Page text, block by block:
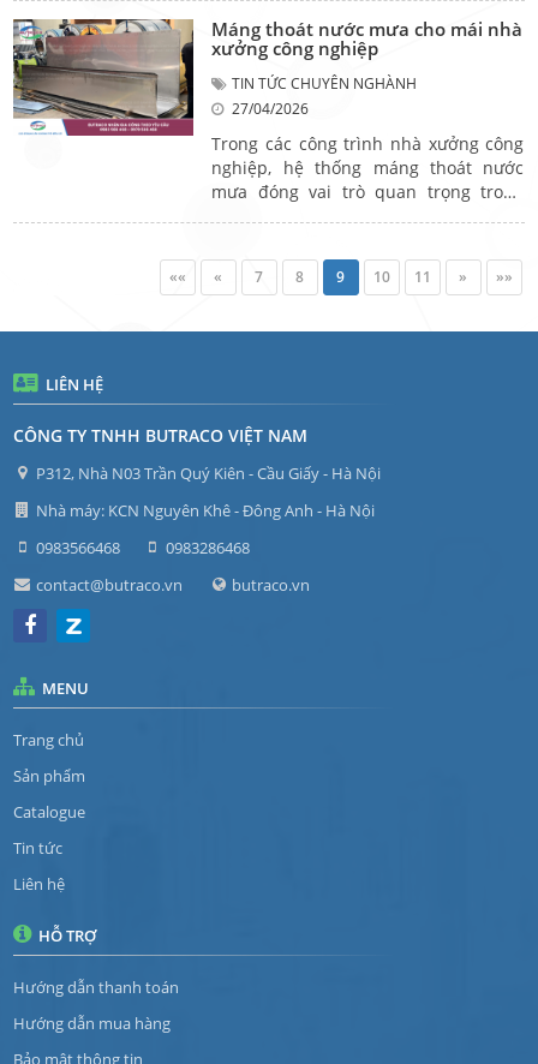
hành. Tùy theo đặc tính hóa chất và
điều kiện môi trường, việc lựa chọn
đúng loại máng sẽ giúp hạn chế ăn
mòn, rò rỉ và kéo dài tuổi thọ công
trình.
Máng thoát nước mưa cho mái nhà
xưởng công nghiệp
TIN TỨC CHUYÊN NGHÀNH
27/04/2026
Trong các công trình nhà xưởng công
nghiệp, hệ thống máng thoát nước
mưa đóng vai trò quan trọng trong
hoạt động sản xuất. Việc lựa chọn
đúng loại máng phù hợp với quy mô
ưu chi phí vận hành lâu dài.
«« « 7 8 9 10 11 » »»
LIÊN HỆ
CÔNG TY TNHH BUTRACO VIỆT NAM
P312, Nhà N03 Trần Quý Kiên - Cầu Giấy - Hà Nội
Nhà máy: KCN Nguyên Khê - Đông Anh - Hà Nội
0983566468
0983286468
contact@butraco.vn
butraco.vn
MENU
Trang chủ
Sản phẩm
Catalogue
Tin tức
Liên hệ
HỖ TRỢ
Hướng dẫn thanh toán
Hướng dẫn mua hàng
Bảo mật thông tin